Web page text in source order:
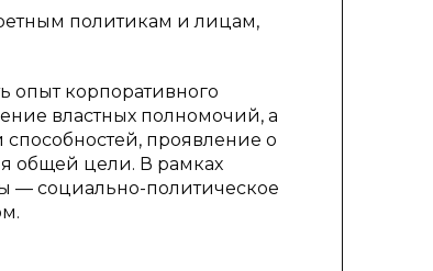
политикам и лицам,
опыт корпоративного
властных полномочий, а
проявление о
общей цели. В рамках
— социально-политическое